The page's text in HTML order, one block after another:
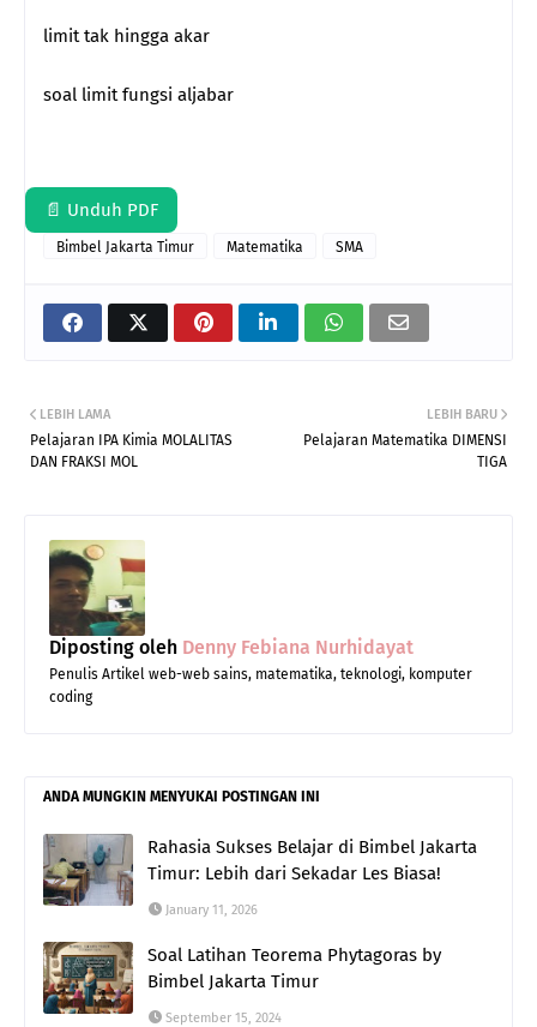
limit tak hingga akar
soal limit fungsi aljabar
📄 Unduh PDF
Bimbel Jakarta Timur Matematika SMA
LEBIH BARU
Pelajaran Matematika DIMENSI
TIGA
LEBIH LAMA
Pelajaran IPA Kimia MOLALITAS
DAN FRAKSI MOL
Diposting oleh Denny Febiana Nurhidayat
Penulis Artikel web-web sains, matematika, teknologi, komputer
coding
ANDA MUNGKIN MENYUKAI POSTINGAN INI
Rahasia Sukses Belajar di Bimbel Jakarta
Timur: Lebih dari Sekadar Les Biasa!
January 11, 2026
Soal Latihan Teorema Phytagoras by
Bimbel Jakarta Timur
September 15, 2024